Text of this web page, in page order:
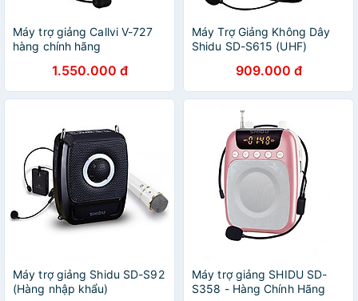
Máy trợ giảng Callvi V-727
hàng chính hãng
1.550.000 đ
Máy Trợ Giảng Không Dây
Shidu SD-S615 (UHF)
909.000 đ
Máy trợ giảng Shidu SD-S92
(Hàng nhập khẩu)
Máy trợ giảng SHIDU SD-
S358 - Hàng Chính Hãng